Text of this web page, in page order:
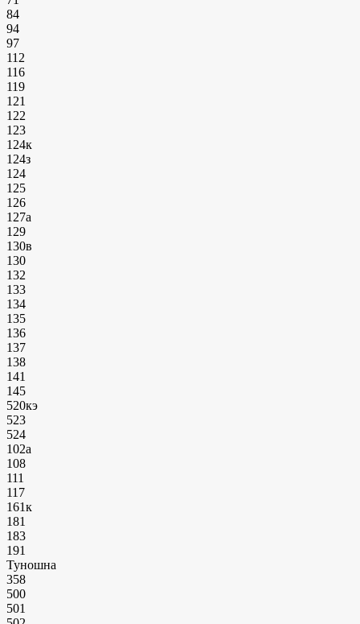
84
94
97
112
116
119
121
122
123
124к
124з
124
125
126
127а
129
130в
130
132
133
134
135
136
137
138
141
145
520кэ
523
524
102а
108
111
117
161к
181
183
191
Туношна
358
500
501